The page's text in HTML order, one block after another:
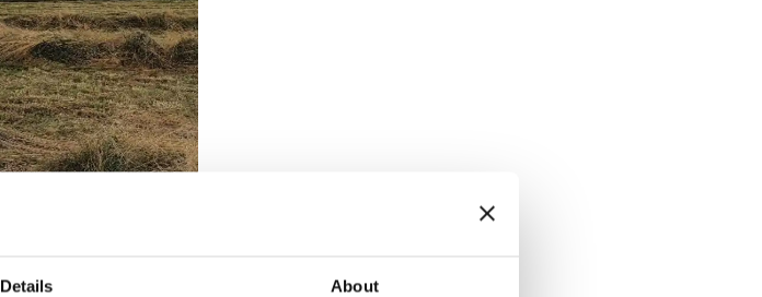
Details About
4-8 tons tørstof
undgår